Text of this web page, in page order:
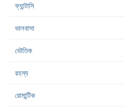
ফ্যান্টাসি
ভালবাসা
ভৌতিক
রহস্য
রোমান্টিক